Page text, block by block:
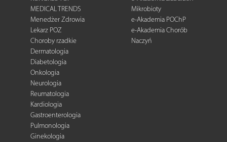
MEDICAL TRENDS
Menedżer Zdrowia
Lekarz POZ
Choroby rzadkie
Dermatologia
Diabetologia
Onkologia
Neurologia
Reumatologia
Kardiologia
Gastroenterologia
Pulmonologia
Ginekologia
Mikrobioty
e-Akademia POChP
e-Akademia Chorób
Naczyń